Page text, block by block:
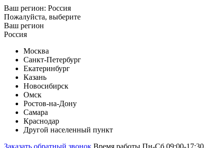
Ваш регион: Россия
Пожалуйста, выберите
Ваш регион
Россия
Москва
Санкт-Петербург
Екатеринбург
Казань
Новосибирск
Омск
Ростов-на-Дону
Самара
Краснодар
Другой населенный пункт
Заказать обратный звонок Время работы Пн-Сб 09:00-17:30.